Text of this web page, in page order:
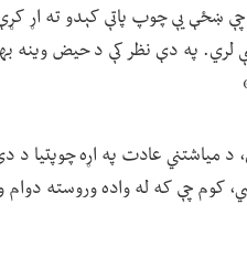
ښځې یې چوپ پاتې کېدو ته اړ
لري. په دې نظر کې د حیض وینه
میاشتني عادت په اړه چوپتیا
شي، کوم چې که له واده وروسته